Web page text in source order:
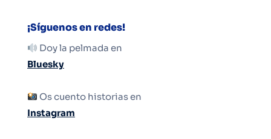
¡Síguenos en redes!
Doy la pelmada en
Bluesky
Os cuento historias en
Instagram